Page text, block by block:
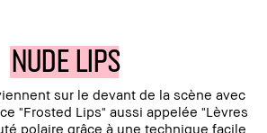
NUDE LIPS
sur le devant de la scène avec
"Frosted Lips" aussi appelée "Lèvres
polaire grâce à une technique facile